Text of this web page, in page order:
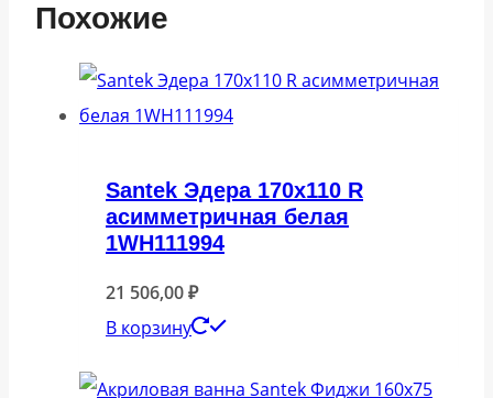
Похожие
Santek Эдера 170х110 R
асимметричная белая
1WH111994
21 506,00₽
В корзину